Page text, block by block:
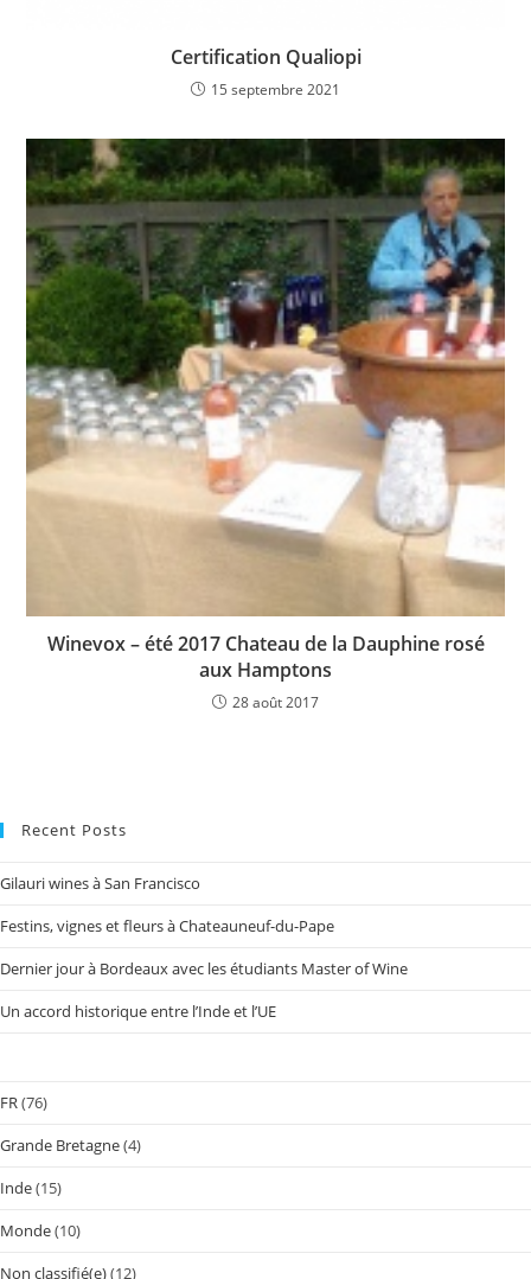
Certification Qualiopi
15 septembre 2021
Winevox – été 2017 Chateau de la Dauphine rosé
aux Hamptons
28 août 2017
Recent Posts
Gilauri wines à San Francisco
Festins, vignes et fleurs à Chateauneuf-du-Pape
Dernier jour à Bordeaux avec les étudiants Master of Wine
Un accord historique entre l’Inde et l’UE
FR(76)
Grande Bretagne(4)
Inde(15)
Monde(10)
Non classifié(e)(12)